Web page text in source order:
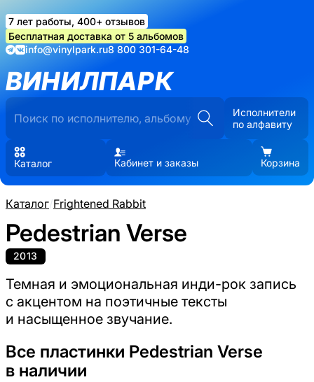
7 лет работы, 400+ отзывов
Бесплатная доставка от 5 альбомов
info@vinylpark.ru8 800 301-64-48
ВИНИЛПАРК
Исполнители
по алфавиту
Каталог Кабинет и заказы Корзина
Каталог/Frightened Rabbit
Pedestrian Verse
2013
Темная и эмоциональная инди-рок запись
с акцентом на поэтичные тексты
и насыщенное звучание.
Все пластинки Pedestrian Verse
в наличии